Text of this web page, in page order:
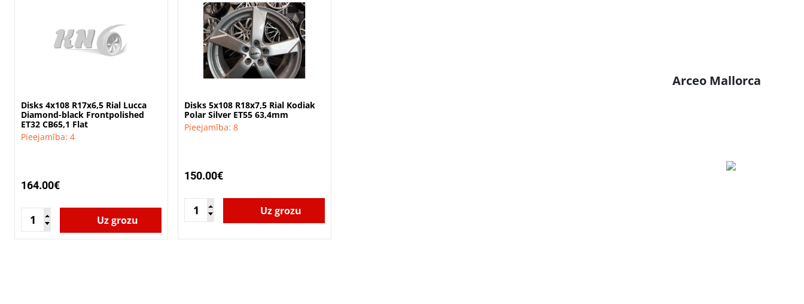
Disks 4x108 R17x6,5 Rial Lucca
Diamond-black Frontpolished
ET32 CB65,1 Flat
Pieejamība: 4
164.00€
Uz grozu
Disks 5x108 R18x7,5 Rial Kodiak
Polar Silver ET55 63,4mm
Pieejamība: 8
150.00€
Uz grozu
Arceo Mallorca